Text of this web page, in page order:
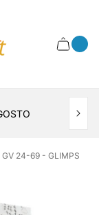
Cassetto
24-69 - GLIMPS